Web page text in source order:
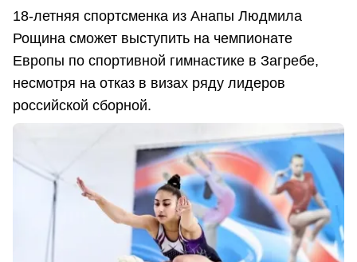
18-летняя спортсменка из Анапы Людмила
Рощина сможет выступить на чемпионате
Европы по спортивной гимнастике в Загребе,
несмотря на отказ в визах ряду лидеров
российской сборной.